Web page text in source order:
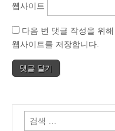
웹사이트
다음 번 댓글 작성을 위
웹사이트를 저장합니다.
검